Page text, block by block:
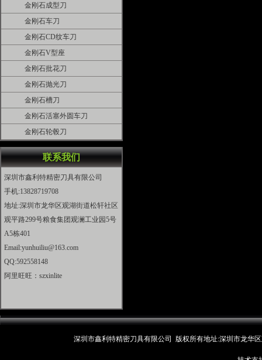
金刚石成型刀
金刚石车刀
金刚石CD纹车刀
金刚石V型座
金刚石批花刀
金刚石抛光刀
金刚石槽刀
金刚石活塞外圆车刀
金刚石轮毂刀
联系我们
深圳市鑫利特精密刀具有限公司
手机:13828719708
地址:深圳市龙华区观湖街道松轩社区
观平路299号粮食集团观澜工业园5号
A5栋401
Email:yunhuiliu@163.com
QQ:592558148
阿里旺旺：szxinlite
深圳市鑫利特精密刀具有限公司 版权所有地址:深圳市龙华